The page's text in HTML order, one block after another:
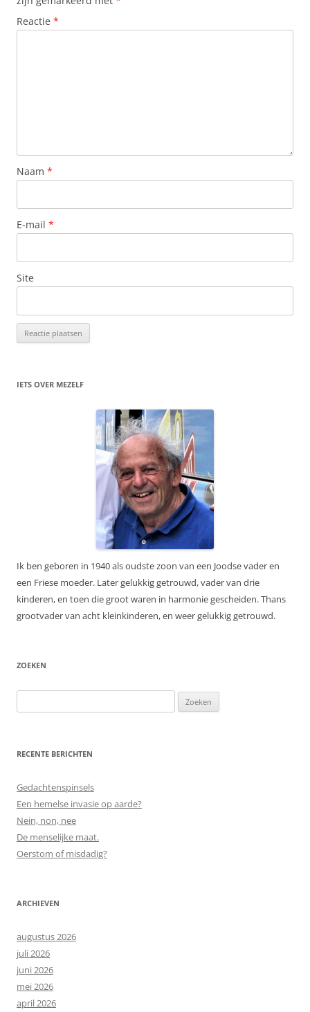
Reactie *
Naam *
E-mail *
Site
IETS OVER MEZELF
Ik ben geboren in 1940 als oudste zoon van een Joodse vader en
een Friese moeder. Later gelukkig getrouwd, vader van drie
kinderen, en toen die groot waren in harmonie gescheiden. Thans
grootvader van acht kleinkinderen, en weer gelukkig getrouwd.
ZOEKEN
naar:
RECENTE BERICHTEN
Gedachtenspinsels
Een hemelse invasie op aarde?
Nein, non, nee
De menselijke maat.
Oerstom of misdadig?
ARCHIEVEN
augustus 2026
juli 2026
juni 2026
mei 2026
april 2026